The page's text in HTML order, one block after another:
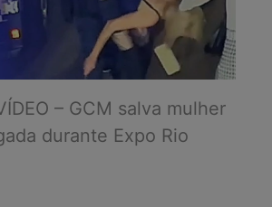
– GCM salva mulher
durante Expo Rio